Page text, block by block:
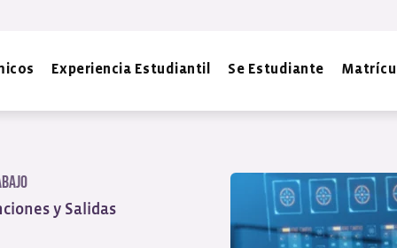
Experiencia Estudiantil Se Estudiante
y Salidas